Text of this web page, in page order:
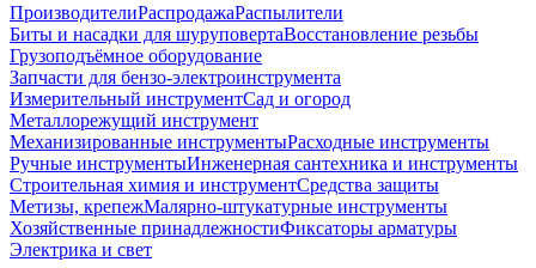
ПроизводителиРаспродажаРаспылители
Биты и насадки для шуруповертаВосстановление резьбы
Грузоподъёмное оборудование
Запчасти для бензо-электроинструмента
Измерительный инструментСад и огород
Металлорежущий инструмент
Механизированные инструментыРасходные инструменты
Ручные инструментыИнженерная сантехника и инструменты
Строительная химия и инструментСредства защиты
Метизы, крепежМалярно-штукатурные инструменты
Хозяйственные принадлежностиФиксаторы арматуры
Электрика и свет